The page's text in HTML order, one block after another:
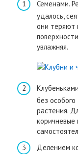
Семенами.
удалось,
они теряют
увлажняя.
без
растения.
Делением